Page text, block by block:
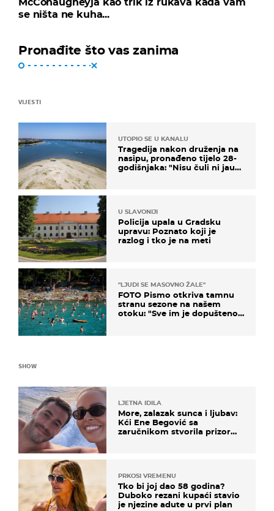
se ništa ne kuha...
Pronađite što vas zanima
VIJESTI
UTOPIO SE U KANALU
Tragedija nakon druženja na
nasipu, pronađeno tijelo 28-
godišnjaka: "Nisu čuli ni jauk
U SLAVONIJI
Policija upala u Gradsku
upravu: Poznato koji je
razlog i tko je na meti
"LJUDI SE MASOVNO ŽALE"
FOTO Pismo otkriva tamnu
stranu sezone na našem
otoku: "Sve im je dopušteno!
SHOW
LJETNA IDILA
More, zalazak sunca i ljubav:
Kći Ene Begović sa
zaručnikom stvorila prizor
PRKOSI VREMENU
Tko bi joj dao 58 godina?
Duboko rezani kupaći stavio
je njezine adute u prvi plan